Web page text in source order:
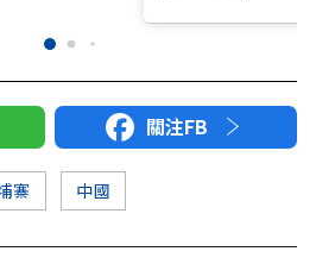
關注FB
寨 中國